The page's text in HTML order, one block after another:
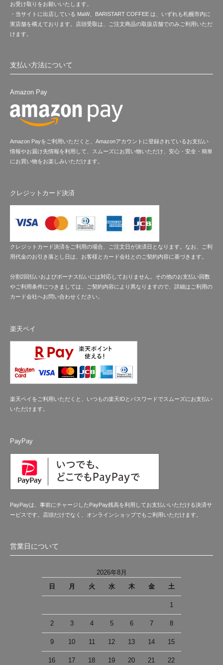
お受け取りをお願いいたします。
・当サイトに出店している MaW、BARISTART COFFEE は、いずれも札幌市内に
実店舗を構えております。店頭受取は、ご注文商品の取扱店舗でのみご利用いただ
けます。
支払い方法について
Amazon Pay
Amazon Payをご利用いただくと、Amazonアカウントに登録されているお支払い
情報やお届け先情報を利用して、スムーズにお買い物いただけ、安心・安全・簡単
にお買い物をお楽しみいただけます。
クレジットカード決済
クレジットカード決済をご利用の場合、ご注文日が決済日となります。なお、ご利
用代金のお引き落とし日は、お客様とカード会社とのご契約内容に基づきます。
分割2回払いおよびボーナス払いには対応しておりません。その他のお支払い回数
やご利用条件につきましては、ご契約内容により異なりますので、詳細はご利用の
カード会社へお問い合わせください。
楽天ペイ
楽天ペイをご利用いただくと、いつもの楽天IDとパスワードでスムーズにお支払い
いただけます。
PayPay
PayPayは、事前にチャージしたPayPay残高を利用してお支払いいただける決済サ
ービスです。店頭だけでなく、オンラインショップでもご利用いただけます。
営業日について
2026年8月
日
月 火 水 木 金 土
1
2 3 4 5 6 7 8
9 10 11 12 13 14 15
16 17 18 19 20 21 22